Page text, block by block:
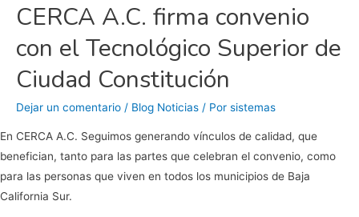
CERCA A.C. firma convenio
con el Tecnológico Superior de
Ciudad Constitución
Dejar un comentario / Blog Noticias / Por sistemas
En CERCA A.C. Seguimos generando vínculos de calidad, que
benefician, tanto para las partes que celebran el convenio, como
para las personas que viven en todos los municipios de Baja
California Sur.